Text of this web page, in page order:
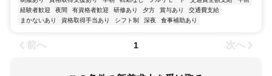
経験者歓迎
夜間 有資格者歓迎 研修あり 夕方 賞与あり
交通費支給
まかないあり
資格取得手当あり シフト制 深夜 食事補助あり
前へ 1 次へ